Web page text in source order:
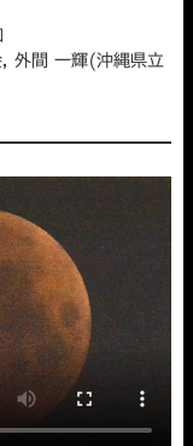
間 一輝(沖縄県立